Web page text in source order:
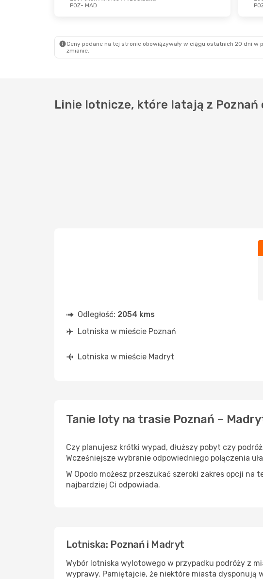
Lot Polish Airlines1 Przesiadka
- MAD
Lot Polish Airlines 1
POZ- MAD
Ceny podane na tej stronie obowiązywały w ciągu ostatnich 20 dni
zmianie.
Linie lotnicze, które latają z Poznań
Odległość: 2054 kms
Lotniska w mieście Poznań
Lotniska w mieście Madryt
Tanie loty na trasie Poznań –
Czy planujesz krótki wypad, dłuższy pobyt czy
Wcześniejsze wybranie odpowiedniego połączenia
W Opodo możesz przeszukać szeroki zakres opcji
najbardziej Ci odpowiada.
Lotniska: Poznań i Madryt
Wybór lotniska wylotowego w przypadku podróży z
wyprawy. Pamiętajcie, że niektóre miasta